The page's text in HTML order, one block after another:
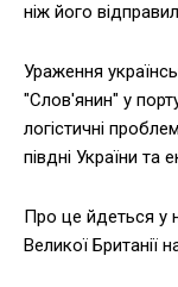
ніж його
Ураження
"Слов'янин" у
логістичні
півдні України та
Про це йдеться у
Великої Британії